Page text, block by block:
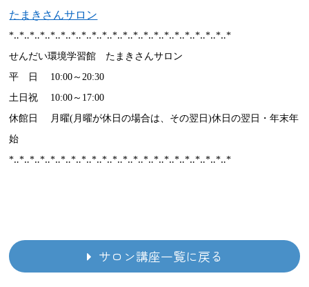
たまきさんサロン
*‥*‥*‥*‥*‥*‥*‥*‥*‥*‥*‥*‥*‥*‥*‥*‥*‥*‥*‥*‥*‥*
せんだい環境学習館 たまきさんサロン
平 日 10:00～20:30
土日祝 10:00～17:00
休館日 月曜(月曜が休日の場合は、その翌日)休日の翌日・年末年
始
*‥*‥*‥*‥*‥*‥*‥*‥*‥*‥*‥*‥*‥*‥*‥*‥*‥*‥*‥*‥*‥*
サロン講座一覧に戻る